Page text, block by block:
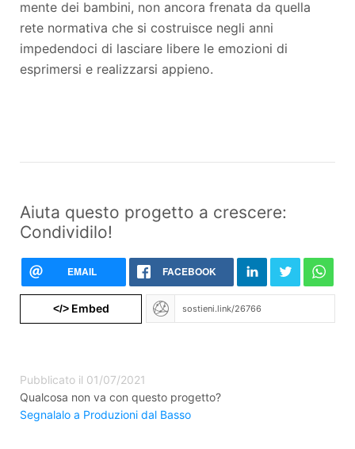
mente dei bambini, non ancora frenata da quella
rete normativa che si costruisce negli anni
impedendoci di lasciare libere le emozioni di
esprimersi e realizzarsi appieno.
Aiuta questo progetto a crescere:
Condividilo!
EMAIL FACEBOOK
</>Embed
Pubblicato il 01/07/2021
Qualcosa non va con questo progetto?
Segnalalo a Produzioni dal Basso